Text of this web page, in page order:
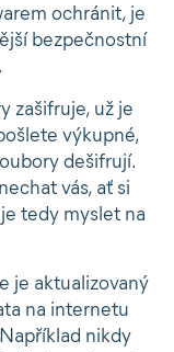
ochránit, je
bezpečnostní
zašifruje, už je
výkupné,
dešifrují.
vás, ať si
tedy myslet na
je aktualizovaný
na internetu
nikdy